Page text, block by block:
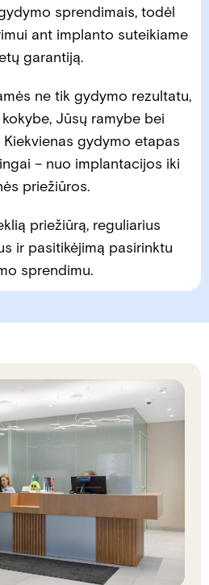
sprendimais, todėl
ant implanto suteikiame
garantiją.
ne tik gydymo rezultatu,
Jūsų ramybe bei
gydymo etapas
– nuo implantacijos iki
priežiūros.
priežiūrą, reguliarius
ir pasitikėjimą pasirinktu
sprendimu.